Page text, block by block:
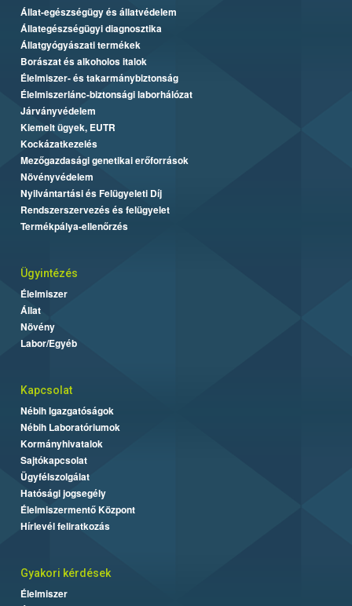
Állat-egészségügy és állatvédelem
Állategészségügyi diagnosztika
Állatgyógyászati termékek
Borászat és alkoholos italok
Élelmiszer- és takarmánybiztonság
Élelmiszerlánc-biztonsági laborhálózat
Járványvédelem
Kiemelt ügyek, EUTR
Kockázatkezelés
Mezőgazdasági genetikai erőforrások
Növényvédelem
Nyilvántartási és Felügyeleti Díj
Rendszerszervezés és felügyelet
Termékpálya-ellenőrzés
Ügyintézés
Élelmiszer
Állat
Növény
Labor/Egyéb
Kapcsolat
Nébih Igazgatóságok
Nébih Laboratóriumok
Kormányhivatalok
Sajtókapcsolat
Ügyfélszolgálat
Hatósági jogsegély
Élelmiszermentő Központ
Hírlevél feliratkozás
Gyakori kérdések
Élelmiszer